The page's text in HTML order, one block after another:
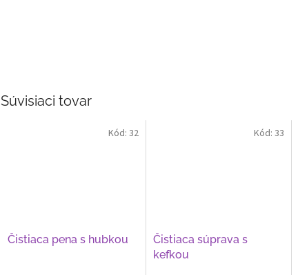
Súvisiaci tovar
Čistiaca pena s hubkou
Kód: 32
Čistiaca súprava s
kefkou
Kód: 33